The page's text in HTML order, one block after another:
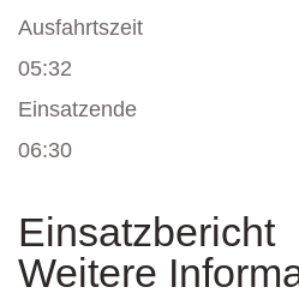
Ausfahrtszeit
05:32
Einsatzende
06:30
Einsatzbericht
Weitere